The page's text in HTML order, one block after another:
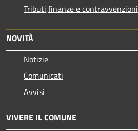
Tributi,finanze e contravvenzioni
NOVITÀ
Notizie
Comunicati
Avvisi
VIVERE IL COMUNE